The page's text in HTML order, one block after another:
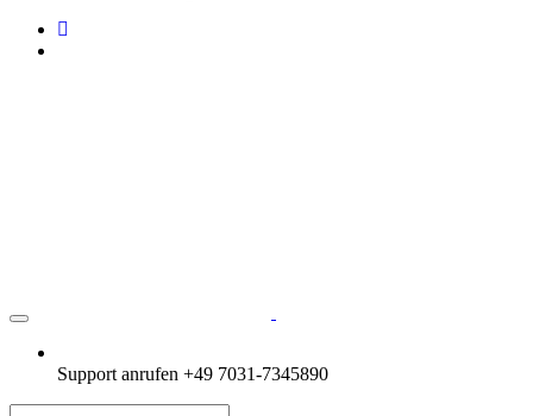
Support anrufen +49 7031-7345890